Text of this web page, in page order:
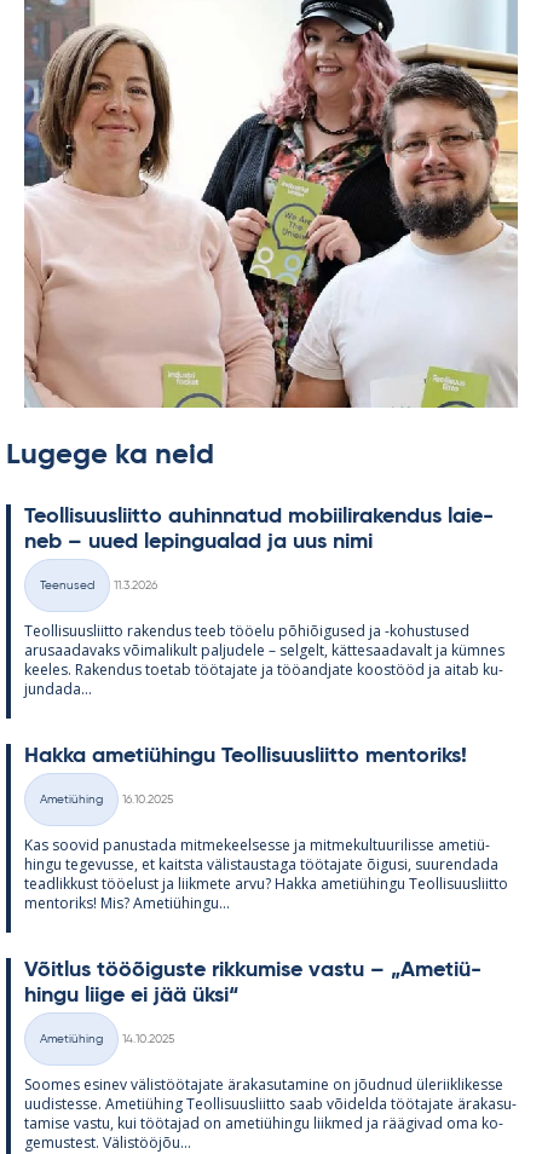
Lugege ka neid
Teol­li­suus­liitto au­hin­na­tud mo­bii­li­ra­ken­dus lai­e­
neb – uued le­pin­gua­lad ja uus nimi
Kategooriad
Teenused
11.3.2026
Teol­li­suus­liitto ra­ken­dus teeb töö­elu põ­hiõi­gused ja -ko­hus­tused
arusaa­da­vaks või­ma­li­kult pal­ju­dele – sel­gelt, kät­te­saa­da­valt ja küm­nes
kee­les. Ra­ken­dus toe­tab töö­ta­jate ja töö­and­jate koos­tööd ja ai­tab ku­
jun­dada...
Hakka ame­tiü­hingu Teol­li­suus­liitto men­to­riks!
Kategooriad
Ametiühing
16.10.2025
Kas soo­vid pa­nus­tada mit­me­keel­sesse ja mit­me­kul­tuu­ri­lisse ame­tiü­
hingu te­ge­vusse, et kaitsta vä­lis­taus­taga töö­ta­jate õi­gusi, suu­ren­dada
tead­lik­kust töö­elust ja liik­mete arvu? Hakka ame­tiü­hingu Teol­li­suus­liitto
men­to­riks! Mis? Ame­tiü­hingu...
Võit­lus tööõi­guste rik­ku­mise vastu – „Ame­tiü­
hingu liige ei jää üksi“
Kategooriad
Ametiühing
14.10.2025
Soo­mes esi­nev vä­lis­töö­ta­jate ära­ka­su­ta­mine on jõud­nud üle­riikli­kesse
uu­dis­tesse. Ame­tiü­hing Teol­li­suus­liitto saab või­delda töö­ta­jate ära­ka­su­
ta­mise vastu, kui töö­ta­jad on ame­tiü­hingu liik­med ja rää­gi­vad oma ko­
ge­mus­test. Vä­lis­tööjõu...